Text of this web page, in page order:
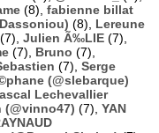
(8), fabienne billat
(8), Lereune
(7), Julien Ã‰LIE (7),
(7), Bruno (7),
(7), Serge
(@slebarque)
Lechevallier
(7), YAN